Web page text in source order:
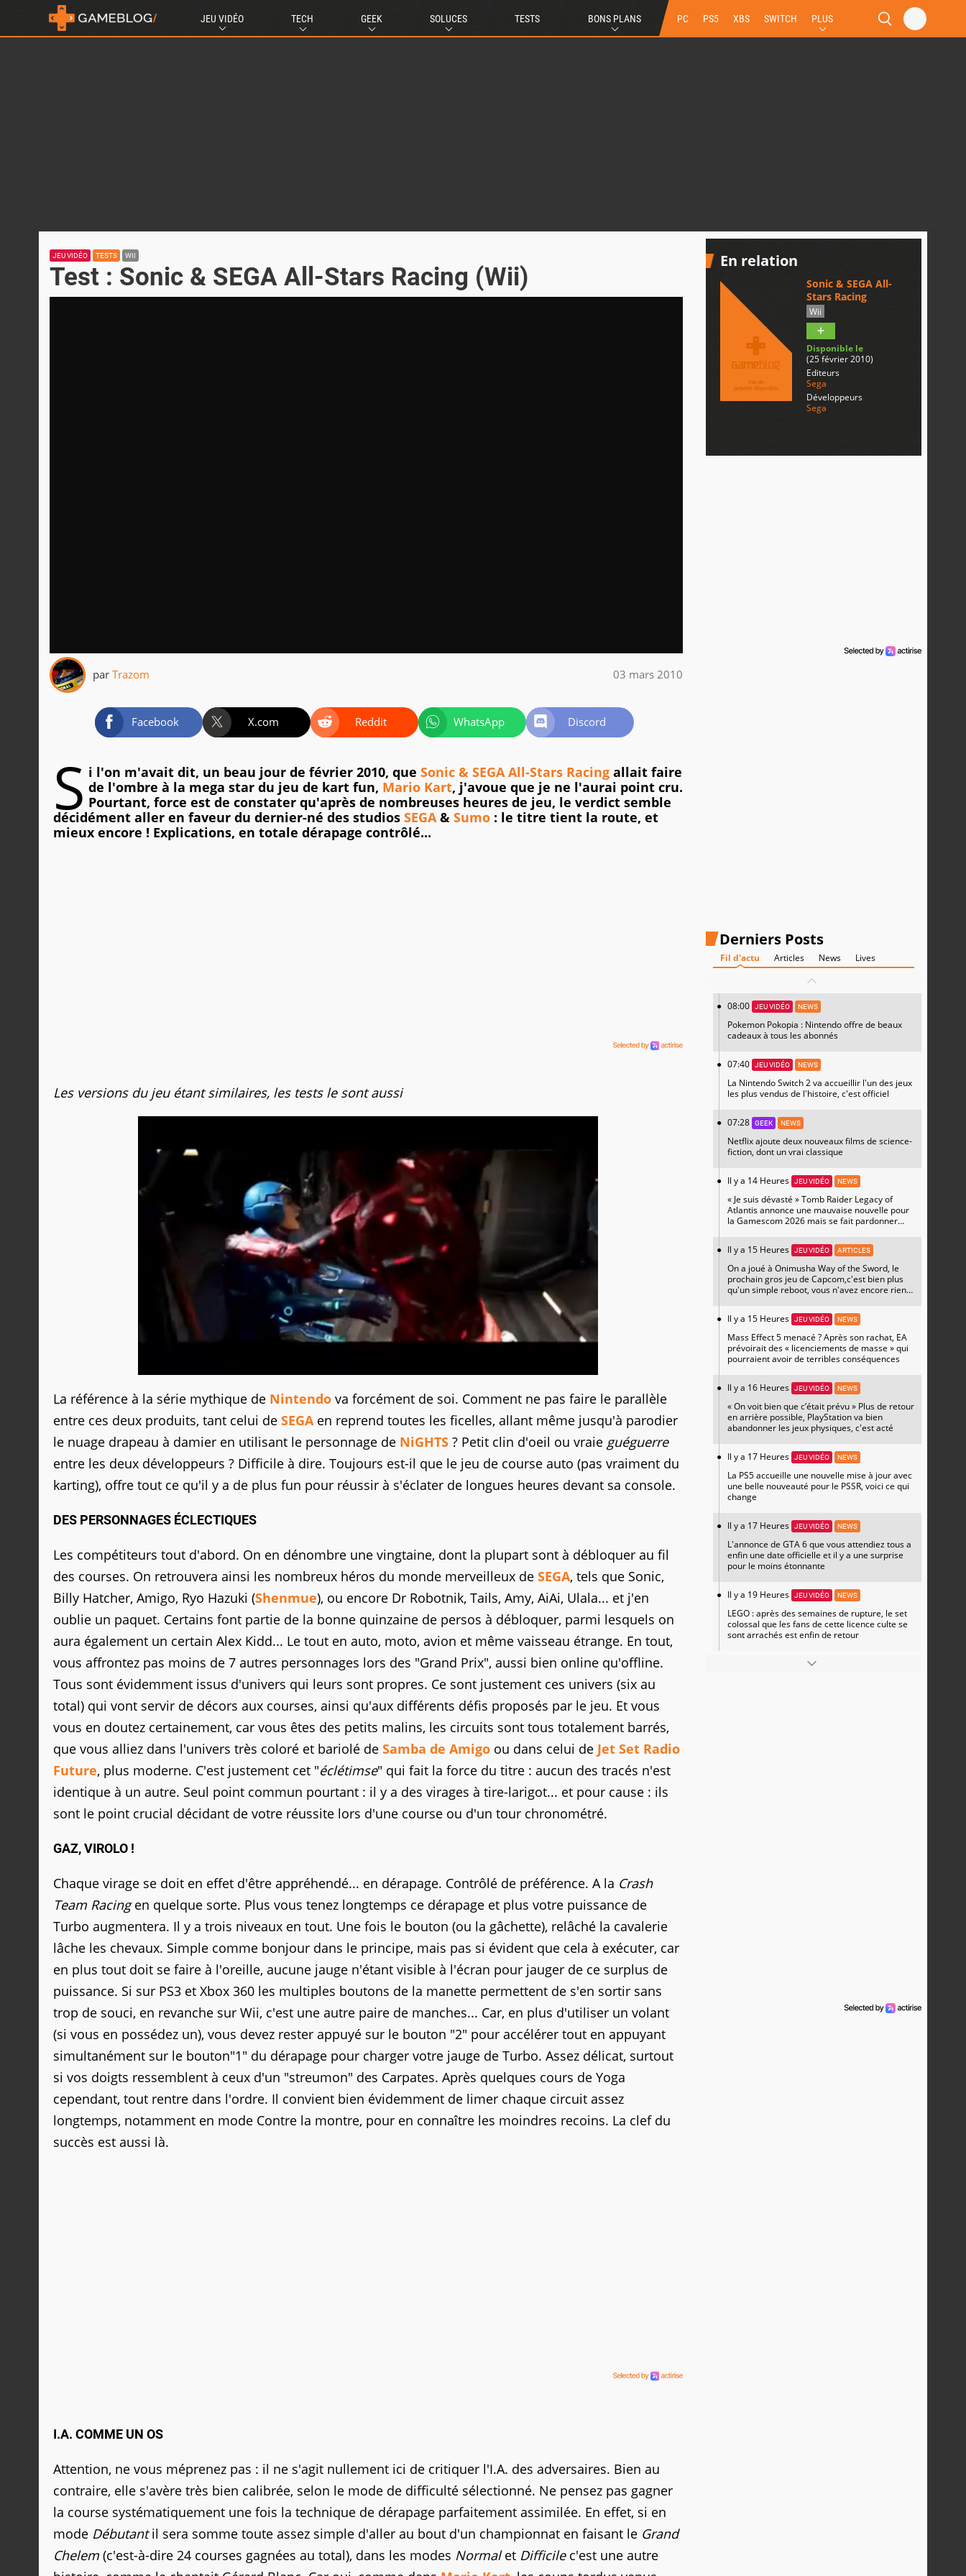
JEU VIDÉO TECH GEEK SOLUCES TESTS BONS PLANS PC PS5 XBS SWITCH PLUS
JEU VIDÉO TESTS WII
Test : Sonic & SEGA All-Stars Racing (Wii)
par Trazom 03 mars 2010
Facebook X.com Reddit WhatsApp Discord
S i l'on m'avait dit, un beau jour de février 2010, que Sonic & SEGA All-Stars Racing allait faire
de l'ombre à la mega star du jeu de kart fun, Mario Kart, j'avoue que je ne l'aurai point cru.
Pourtant, force est de constater qu'après de nombreuses heures de jeu, le verdict semble
décidément aller en faveur du dernier-né des studios SEGA & Sumo : le titre tient la route, et
mieux encore ! Explications, en totale dérapage contrôlé...
Les versions du jeu étant similaires, les tests le sont aussi
La référence à la série mythique de Nintendo va forcément de soi. Comment ne pas faire le parallèle
entre ces deux produits, tant celui de SEGA en reprend toutes les ficelles, allant même jusqu'à parodier
le nuage drapeau à damier en utilisant le personnage de NiGHTS ? Petit clin d'oeil ou vraie guéguerre
entre les deux développeurs ? Difficile à dire. Toujours est-il que le jeu de course auto (pas vraiment du
karting), offre tout ce qu'il y a de plus fun pour réussir à s'éclater de longues heures devant sa console.
DES PERSONNAGES ÉCLECTIQUES
Les compétiteurs tout d'abord. On en dénombre une vingtaine, dont la plupart sont à débloquer au fil
des courses. On retrouvera ainsi les nombreux héros du monde merveilleux de SEGA, tels que Sonic,
Billy Hatcher, Amigo, Ryo Hazuki (Shenmue), ou encore Dr Robotnik, Tails, Amy, AiAi, Ulala... et j'en
oublie un paquet. Certains font partie de la bonne quinzaine de persos à débloquer, parmi lesquels on
aura également un certain Alex Kidd... Le tout en auto, moto, avion et même vaisseau étrange. En tout,
vous affrontez pas moins de 7 autres personnages lors des "Grand Prix", aussi bien online qu'offline.
Tous sont évidemment issus d'univers qui leurs sont propres. Ce sont justement ces univers (six au
total) qui vont servir de décors aux courses, ainsi qu'aux différents défis proposés par le jeu. Et vous
vous en doutez certainement, car vous êtes des petits malins, les circuits sont tous totalement barrés,
que vous alliez dans l'univers très coloré et bariolé de Samba de Amigo ou dans celui de Jet Set Radio
Future, plus moderne. C'est justement cet "éclétimse" qui fait la force du titre : aucun des tracés n'est
identique à un autre. Seul point commun pourtant : il y a des virages à tire-larigot... et pour cause : ils
sont le point crucial décidant de votre réussite lors d'une course ou d'un tour chronométré.
GAZ, VIROLO !
Chaque virage se doit en effet d'être appréhendé... en dérapage. Contrôlé de préférence. A la Crash
Team Racingen quelque sorte. Plus vous tenez longtemps ce dérapage et plus votre puissance de
Turbo augmentera. Il y a trois niveaux en tout. Une fois le bouton (ou la gâchette), relâché la cavalerie
lâche les chevaux. Simple comme bonjour dans le principe, mais pas si évident que cela à exécuter, car
en plus tout doit se faire à l'oreille, aucune jauge n'étant visible à l'écran pour jauger de ce surplus de
puissance. Si sur PS3 et Xbox 360 les multiples boutons de la manette permettent de s'en sortir sans
trop de souci, en revanche sur Wii, c'est une autre paire de manches... Car, en plus d'utiliser un volant
(si vous en possédez un), vous devez rester appuyé sur le bouton "2" pour accélérer tout en appuyant
simultanément sur le bouton"1" du dérapage pour charger votre jauge de Turbo. Assez délicat, surtout
si vos doigts ressemblent à ceux d'un "streumon" des Carpates. Après quelques cours de Yoga
cependant, tout rentre dans l'ordre. Il convient bien évidemment de limer chaque circuit assez
longtemps, notamment en mode Contre la montre, pour en connaître les moindres recoins. La clef du
succès est aussi là.
I.A. COMME UN OS
Attention, ne vous méprenez pas : il ne s'agit nullement ici de critiquer l'I.A. des adversaires. Bien au
contraire, elle s'avère très bien calibrée, selon le mode de difficulté sélectionné. Ne pensez pas gagner
la course systématiquement une fois la technique de dérapage parfaitement assimilée. En effet, si en
mode Débutantil sera somme toute assez simple d'aller au bout d'un championnat en faisant le Grand
Chelem (c'est-à-dire 24 courses gagnées au total), dans les modes Normalet Difficilec'est une autre
En relation
Sonic & SEGA All-
Stars Racing
Wii
Disponible le
(25 février 2010)
Editeurs
Sega
Développeurs
Sega
Derniers Posts
Fil d'actu Articles News Lives
08:00 JEU VIDÉO NEWS
Pokemon Pokopia : Nintendo offre de beaux
cadeaux à tous les abonnés
07:40 JEU VIDÉO NEWS
La Nintendo Switch 2 va accueillir l'un des jeux
les plus vendus de l'histoire, c'est officiel
07:28 GEEK NEWS
Netflix ajoute deux nouveaux films de science-
fiction, dont un vrai classique
Il y a 14 Heures JEU VIDÉO NEWS
« Je suis dévasté » Tomb Raider Legacy of
Atlantis annonce une mauvaise nouvelle pour
la Gamescom 2026 mais se fait pardonner
Il y a 15 Heures
JEU VIDÉO ARTICLES
On a joué à Onimusha Way of the Sword, le
prochain gros jeu de Capcom,c'est bien plus
qu'un simple reboot, vous n'avez encore rien
Il y a 15 Heures
JEU VIDÉO NEWS
Mass Effect 5 menacé ? Après son rachat, EA
prévoirait des « licenciements de masse » qui
pourraient avoir de terribles conséquences
Il y a 16 Heures JEU VIDÉO NEWS
« On voit bien que c’était prévu » Plus de retour
en arrière possible, PlayStation va bien
abandonner les jeux physiques, c'est acté
Il y a 17 Heures JEU VIDÉO NEWS
La PS5 accueille une nouvelle mise à jour avec
une belle nouveauté pour le PSSR, voici ce qui
change
Il y a 17 Heures JEU VIDÉO NEWS
L'annonce de GTA 6 que vous attendiez tous a
enfin une date officielle et il y a une surprise
pour le moins étonnante
Il y a 19 Heures JEU VIDÉO NEWS
LEGO : après des semaines de rupture, le set
colossal que les fans de cette licence culte se
sont arrachés est enfin de retour